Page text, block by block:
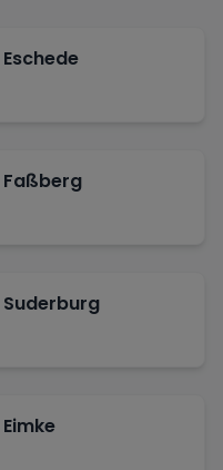
Eschede
Faßberg
Suderburg
Eimke